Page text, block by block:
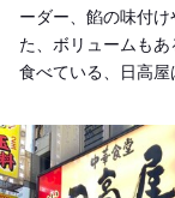
ーダー、餡の味付
た、ボリュームも
食べている、日高屋